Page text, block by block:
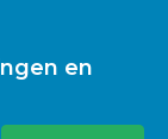
en